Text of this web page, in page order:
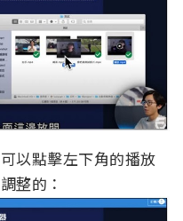
以點擊左下角的播放
整的：